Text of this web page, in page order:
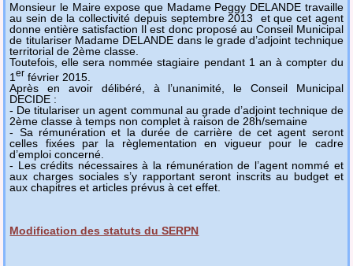
Monsieur le Maire expose que Madame Peggy DELANDE travaille
au sein de la collectivité depuis septembre 2013 et que cet agent
donne entière satisfaction Il est donc proposé au Conseil Municipal
de titulariser Madame DELANDE dans le grade d’adjoint technique
territorial de 2ème classe.
Toutefois, elle sera nommée stagiaire pendant 1 an à compter du
1er février 2015.
Après en avoir délibéré, à l’unanimité, le Conseil Municipal
DECIDE :
- De titulariser un agent communal au grade d’adjoint technique de
2ème classe à temps non complet à raison de 28h/semaine
- Sa rémunération et la durée de carrière de cet agent seront
celles fixées par la règlementation en vigueur pour le cadre
d’emploi concerné.
- Les crédits nécessaires à la rémunération de l’agent nommé et
aux charges sociales s’y rapportant seront inscrits au budget et
aux chapitres et articles prévus à cet effet.
Modification des statuts du SERPN